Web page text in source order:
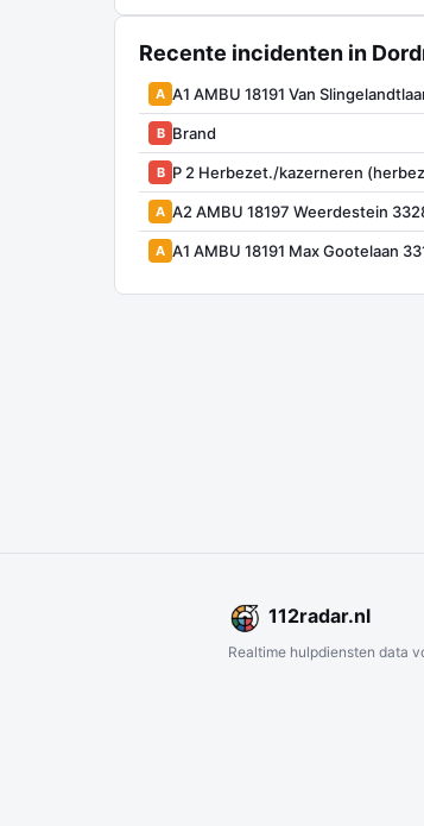
Recente incidenten in
A A1 AMBU 18191 Van
B Brand
B P 2 Herbezet./kazerneren
A A2 AMBU 18197 Weerdestein
A A1 AMBU 18191 Max Gootelaan
112radar.nl
Realtime hulpdiensten data